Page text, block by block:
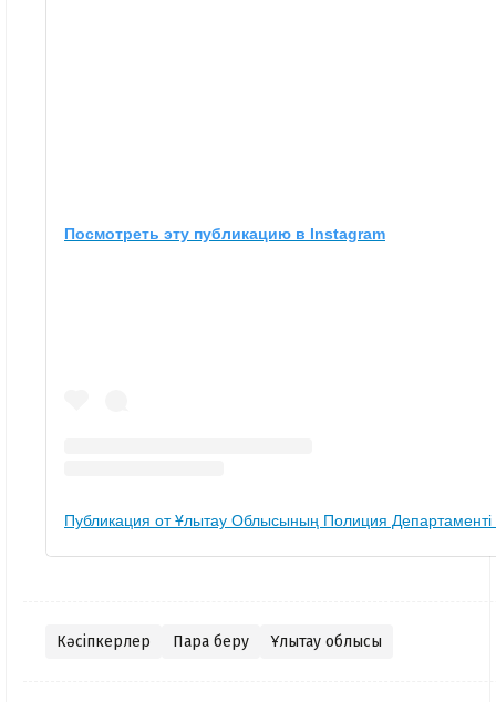
Посмотреть эту публикацию в Instagram
Публикация от Ұлытау Облысының Полиция
Кәсіпкерлер Пара беру Ұлытау облысы